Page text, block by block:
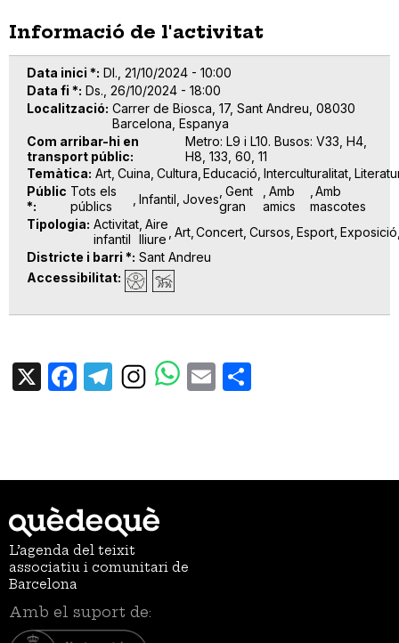
Informació de l'activitat
Data inici * Dl., 21/10/2024 - 10:00
Data fi * Ds., 26/10/2024 - 18:00
Localització Carrer de Biosca, 17, Sant Andreu, 08030
Barcelona, Espanya
Com arribar-hi en
transport públic
Metro: L9 i L10. Busos: V33, H4,
H8, 133, 60, 11
Temàtica Art Cuina Cultura Educació Interculturalitat
Públic
*
Tots els
públics
Infantil Joves Gent
gran
Amb
amics
Amb
mascotes
Tipologia Activitat
infantil
Aire
lliure Art Concert Cursos Esport Exposició
Districte i barri * Sant Andreu
Accessibilitat
X Facebook
TelegramEmail
L’agenda del teixit
associatiu i comunitari de
Barcelona
Amb el suport de: